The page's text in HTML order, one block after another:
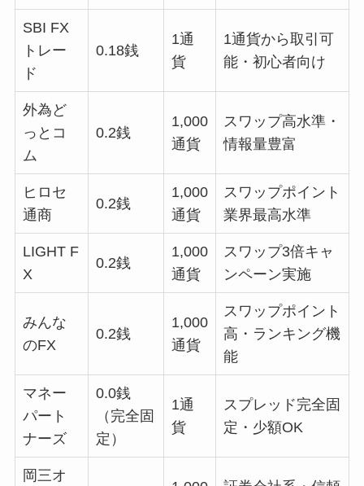
SBI FX
トレー
ド
0.18銭
1通
貨
1通貨から取引可
能・初心者向け
外為ど
っとコ
ム
0.2銭
1,000
通貨
スワップ高水準・
情報量豊富
ヒロセ
通商
0.2銭
1,000
通貨
スワップポイント
業界最高水準
LIGHT F
X
0.2銭
1,000
通貨
スワップ3倍キャ
ンペーン実施
みんな
のFX
0.2銭
1,000
通貨
スワップポイント
高・ランキング機
能
マネー
パート
ナーズ
0.0銭
（完全固
定）
1通
貨
スプレッド完全固
定・少額OK
岡三オ